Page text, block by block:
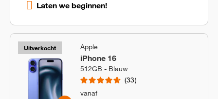
Laten we beginnen!
Uitverkocht Apple
iPhone 16
512GB - Blauw
33
vanaf